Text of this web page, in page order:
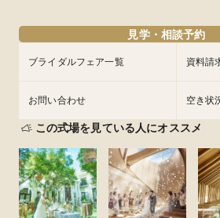
見学・相談予約
ブライダルフェア一覧 資料請
お問い合わせ 空き状
この式場を見ている人にオススメ